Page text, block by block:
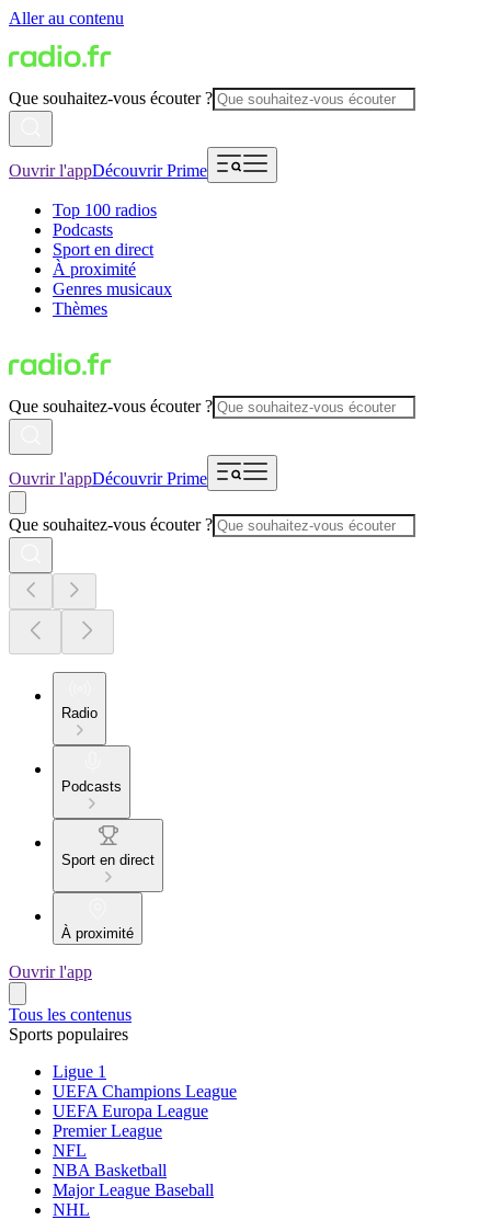
Aller au contenu
Que souhaitez-vous écouter ?
Ouvrir l'appDécouvrir Prime
Top 100 radios
Podcasts
Sport en direct
À proximité
Genres musicaux
Thèmes
Que souhaitez-vous écouter ?
Ouvrir l'appDécouvrir Prime
Que souhaitez-vous écouter ?
Radio
Podcasts
Sport en direct
À proximité
Ouvrir l'app
Tous les contenus
Sports populaires
Ligue 1
UEFA Champions League
UEFA Europa League
Premier League
NFL
NBA Basketball
Major League Baseball
NHL